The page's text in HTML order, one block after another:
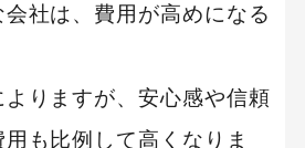
社は、費用が高めになる
りますが、安心感や信頼
も比例して高くなりま